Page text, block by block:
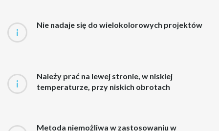
Nie nadaje się do wielokolorowych projektów
Należy prać na lewej stronie, w niskiej
temperaturze, przy niskich obrotach
Metoda niemożliwa w zastosowaniu w